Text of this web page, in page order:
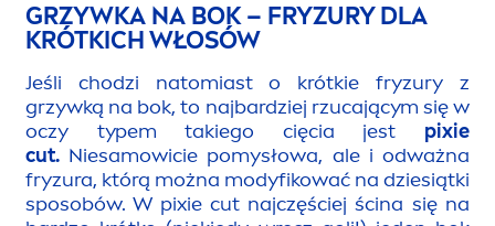
GRZYWKA NA BOK – FRYZURY DLA
KRÓTKICH WŁOSÓW
Jeśli chodzi natomiast o krótkie fryzury z
grzywką na bok, to najbardziej rzucającym się w
oczy typem takiego cięcia jest pixie
cut. Niesamowicie pomysłowa, ale i odważna
fryzura, którą można modyfikować na dziesiątki
sposobów. W pixie cut najczęściej ścina się na